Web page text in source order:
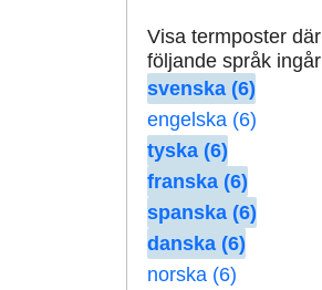
Visa termposter där
följande språk ingår
svenska (6)
engelska (6)
tyska (6)
franska (6)
spanska (6)
danska (6)
norska (6)